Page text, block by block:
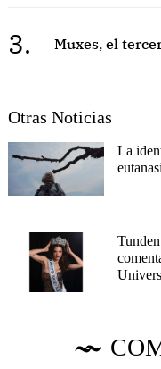
3. Muxes, el
Otras Noticias
La